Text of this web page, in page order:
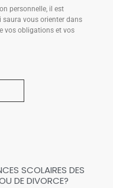
personnelle, il est
saura vous orienter dans
vos obligations et vos
SCOLAIRES DES
DE DIVORCE?